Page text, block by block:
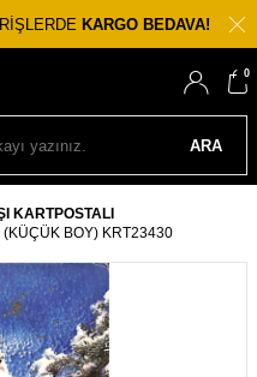
KARGO BEDAVA!
ARA
0
KARTPOSTALI
(KÜÇÜK BOY) KRT23430